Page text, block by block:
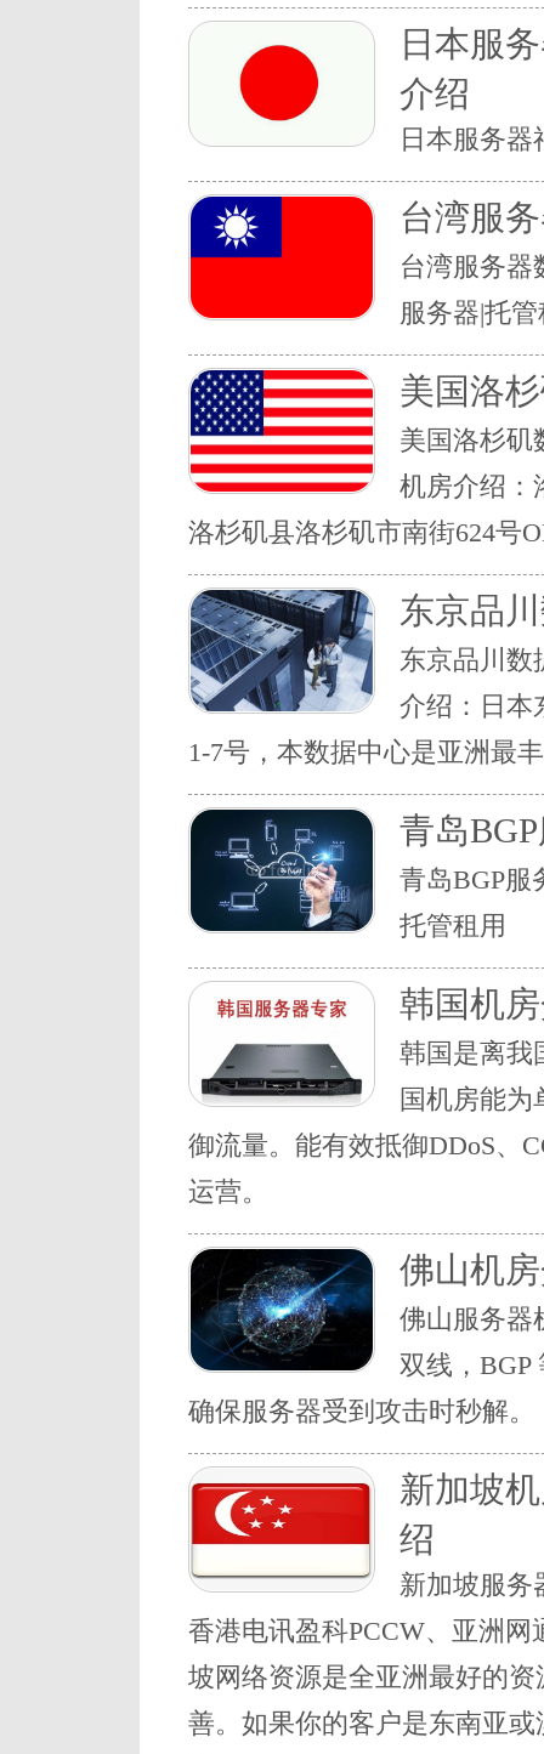
日本服
介绍
日本服务
台湾服
台湾服务器
服务器|托
美国洛
美国洛杉矶
机房介绍：
洛杉矶县洛杉矶市南街624号
东京品
东京品川数
介绍：日本
1-7号，本数据中心是亚洲最
青岛
青岛BGP服
托管租用
韩国机
韩国是离我
国机房能为
御流量。能有效抵御DDoS、
运营。
佛山机
佛山服务器
双线，BGP
确保服务器受到攻击时秒解。
新加坡
绍
新加坡服务
香港电讯盈科PCCW、亚洲网
坡网络资源是全亚洲最好的
善。如果你的客户是东南亚